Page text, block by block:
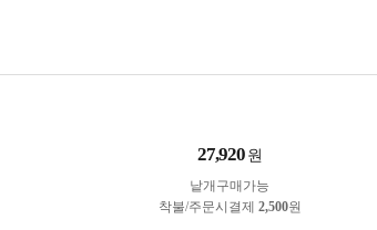
27,920 원
낱개구매가능
착불/주문시결제 2,500원